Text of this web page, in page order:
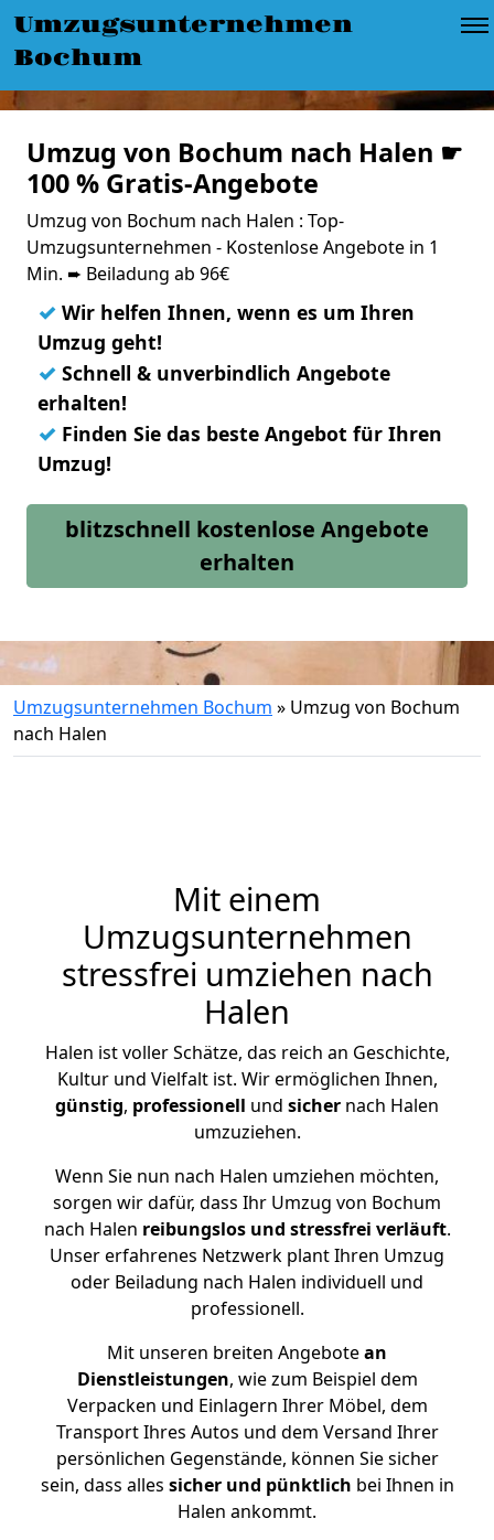
Umzugsunternehmen
Bochum
Umzug von Bochum nach Halen ☛
100 % Gratis-Angebote
Umzug von Bochum nach Halen : Top-
Umzugsunternehmen - Kostenlose Angebote in 1
Min. ➨ Beiladung ab 96€
✓ Wir helfen Ihnen, wenn es um Ihren
Umzug geht!
✓ Schnell & unverbindlich Angebote
erhalten!
✓ Finden Sie das beste Angebot für Ihren
Umzug!
blitzschnell kostenlose Angebote
erhalten
Umzugsunternehmen Bochum » Umzug von Bochum
nach Halen
Mit einem
Umzugsunternehmen
stressfrei umziehen nach
Halen
Halen ist voller Schätze, das reich an Geschichte,
Kultur und Vielfalt ist. Wir ermöglichen Ihnen,
günstig, professionell und sicher nach Halen
umzuziehen.
Wenn Sie nun nach Halen umziehen möchten,
sorgen wir dafür, dass Ihr Umzug von Bochum
nach Halen reibungslos und stressfrei verläuft.
Unser erfahrenes Netzwerk plant Ihren Umzug
oder Beiladung nach Halen individuell und
professionell.
Mit unseren breiten Angebotean
Dienstleistungen, wie zum Beispiel dem
Verpacken und Einlagern Ihrer Möbel, dem
Transport Ihres Autos und dem Versand Ihrer
persönlichen Gegenstände, können Sie sicher
sein, dass alles sicher und pünktlich bei Ihnen in
Halen ankommt.